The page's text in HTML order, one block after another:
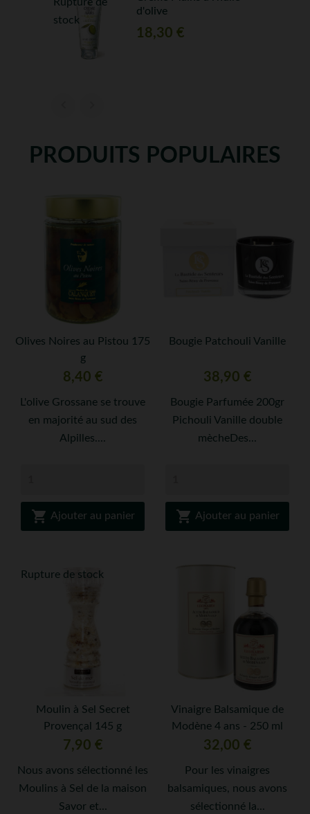
Rupture de
stock
d'olive
18,30 €
PRODUITS POPULAIRES
Olives Noires au Pistou 175
g
Prix
8,40 €
L'olive Grossane se trouve
en majorité au sud des
Alpilles....
 Ajouter au panier
Bougie Patchouli Vanille
Prix
38,90 €
Bougie Parfumée 200gr
Pichouli Vanille double
mècheDes...
 Ajouter au panier
Moulin à Sel Secret
Provençal 145 g
Prix
7,90 €
Nous avons sélectionné les
Moulins à Sel de la maison
Savor et...
Rupture de stock
Vinaigre Balsamique de
Modène 4 ans - 250 ml
Prix
32,00 €
Pour les vinaigres
balsamiques, nous avons
sélectionné la...